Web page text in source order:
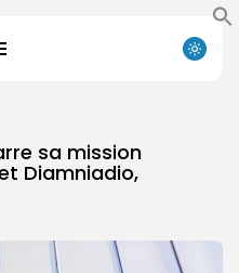
sa mission
Diamniadio,